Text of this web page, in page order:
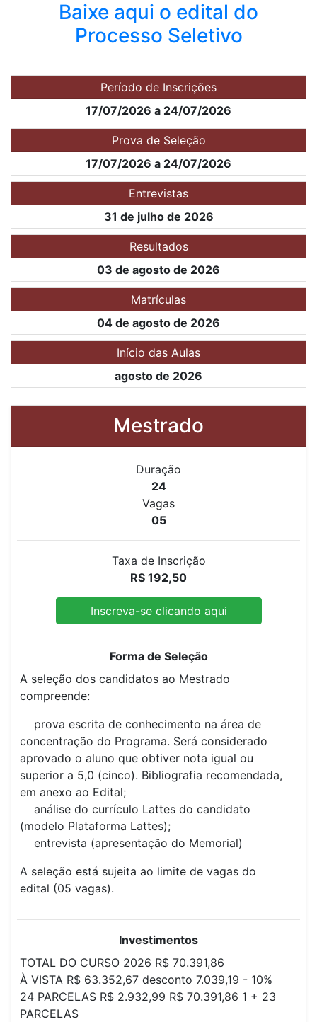
Baixe aqui o edital do
Processo Seletivo
Período de Inscrições
17/07/2026 a 24/07/2026
Prova de Seleção
17/07/2026 a 24/07/2026
Entrevistas
31 de julho de 2026
Resultados
03 de agosto de 2026
Matrículas
04 de agosto de 2026
Início das Aulas
agosto de 2026
Mestrado
Duração
24
Vagas
05
Taxa de Inscrição
R$ 192,50
Inscreva-se clicando aqui
Forma de Seleção
A seleção dos candidatos ao Mestrado
compreende:
prova escrita de conhecimento na área de
concentração do Programa. Será considerado
aprovado o aluno que obtiver nota igual ou
superior a 5,0 (cinco). Bibliografia recomendada,
em anexo ao Edital;
análise do currículo Lattes do candidato
(modelo Plataforma Lattes);
entrevista (apresentação do Memorial)
A seleção está sujeita ao limite de vagas do
edital (05 vagas).
Investimentos
TOTAL DO CURSO 2026 R$ 70.391,86
À VISTA R$ 63.352,67 desconto 7.039,19 - 10%
24 PARCELAS R$ 2.932,99 R$ 70.391,86 1 + 23
PARCELAS